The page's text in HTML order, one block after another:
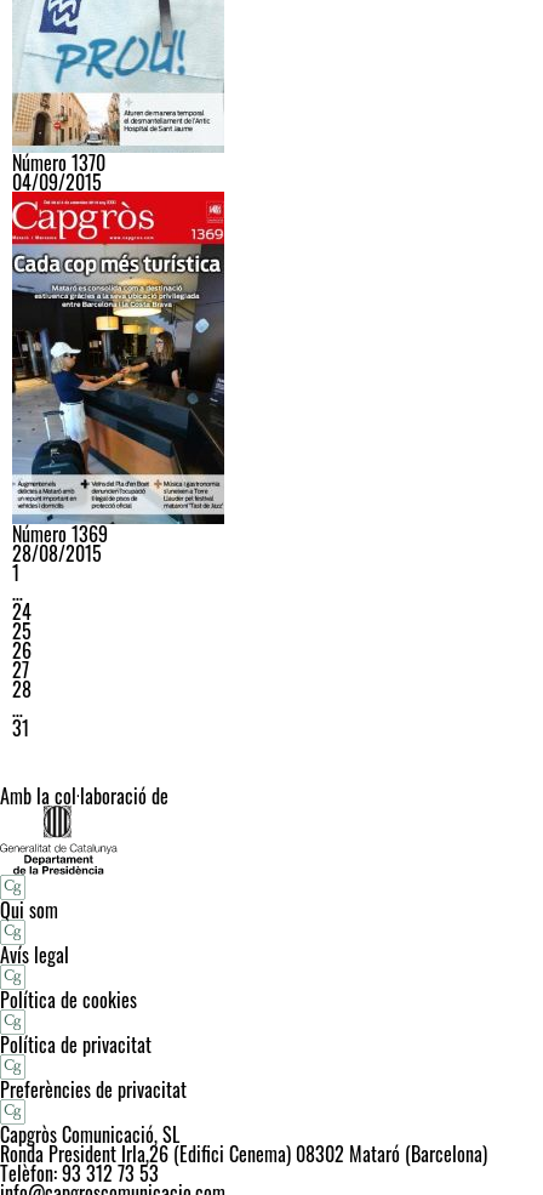
Número 1370
04/09/2015
Número 1369
28/08/2015
1
…
24
25
26
27
28
…
31
Amb la col·laboració de
Qui som
Avís legal
Política de cookies
Política de privacitat
Preferències de privacitat
Capgròs Comunicació, SL
Ronda President Irla,26 (Edifici Cenema) 08302 Mataró (Barcelona)
Telèfon: 93 312 73 53